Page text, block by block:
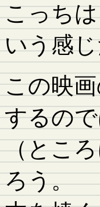
こっち
いう感
この映
するの
（とこ
ろう。